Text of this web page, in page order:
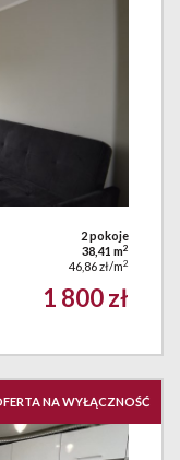
2 pokoje
38,41 m2
46,86 zł/m2
1 800 zł
NA WYŁĄCZNOŚĆ